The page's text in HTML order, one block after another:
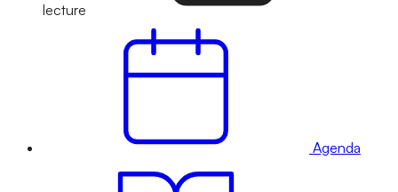
lecture
Agenda